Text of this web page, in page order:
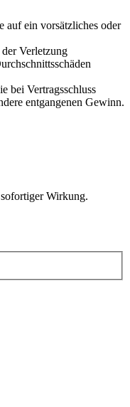
auf ein vorsätzliches oder
Verletzung
bei Vertragsschluss
entgangenen Gewinn.
Wirkung.